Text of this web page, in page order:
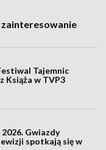
zainteresowanie
Tajemnic
Książa w TVP3
Gwiazdy
spotkają się w